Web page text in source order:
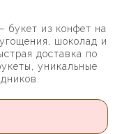
букет из конфет на
шоколад и
доставка по
уникальные